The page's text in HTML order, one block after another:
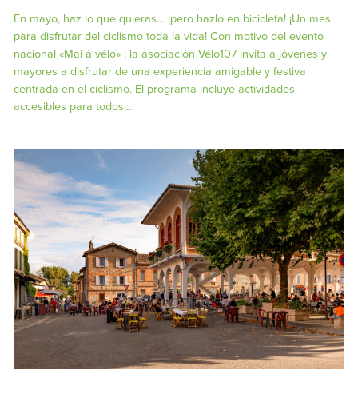
En mayo, haz lo que quieras… ¡pero hazlo en bicicleta! ¡Un mes
para disfrutar del ciclismo toda la vida! Con motivo del evento
nacional «Mai à vélo» , la asociación Vélo107 invita a jóvenes y
mayores a disfrutar de una experiencia amigable y festiva
centrada en el ciclismo. El programa incluye actividades
accesibles para todos,…